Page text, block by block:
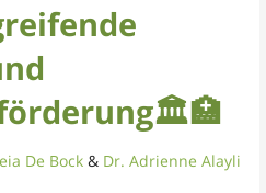
🏥
De Bock& Dr. Adrienne Alayli